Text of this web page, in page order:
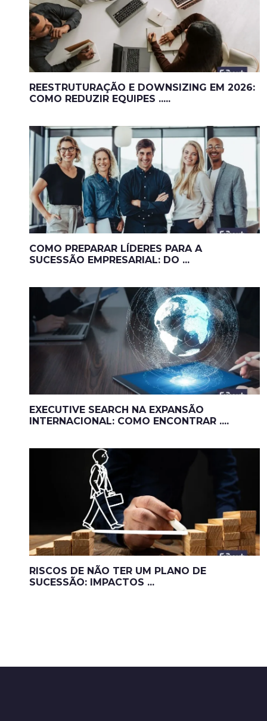
REESTRUTURAÇÃO E DOWNSIZING EM 2026:
COMO REDUZIR EQUIPES .....
COMO PREPARAR LÍDERES PARA A
SUCESSÃO EMPRESARIAL: DO ...
EXECUTIVE SEARCH NA EXPANSÃO
INTERNACIONAL: COMO ENCONTRAR ....
RISCOS DE NÃO TER UM PLANO DE
SUCESSÃO: IMPACTOS ...